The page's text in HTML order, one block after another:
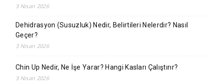
3 Nisan 2026
Dehidrasyon (Susuzluk) Nedir, Belirtileri Nelerdir? Nasıl
Geçer?
3 Nisan 2026
Chin Up Nedir, Ne İşe Yarar? Hangi Kasları Çalıştırır?
3 Nisan 2026